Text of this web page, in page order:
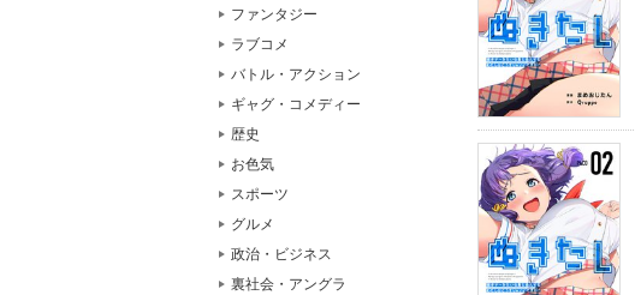
ファンタジー
ラブコメ
バトル・アクション
ギャグ・コメディー
歴史
お色気
スポーツ
グルメ
政治・ビジネス
裏社会・アングラ